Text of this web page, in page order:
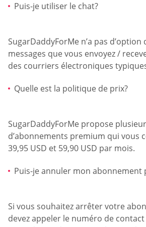
Puis-je utiliser le chat?
SugarDaddyForMe n’a pas d’option
messages que vous envoyez /
des courriers électroniques
Quelle est la politique de prix?
SugarDaddyForMe propose
d’abonnements premium qui vous
39,95 USD et 59,90 USD par mois.
Puis-je annuler mon abonnement
Si vous souhaitez arrêter votre
devez appeler le numéro de